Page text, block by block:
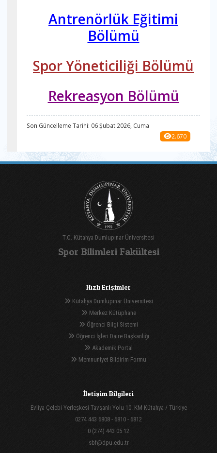
Antrenörlük Eğitimi
Bölümü
Spor Yöneticiliği Bölümü
Rekreasyon Bölümü
Son Güncelleme Tarihi: 06 Şubat 2026, Cuma
2.670
T.C. Kütahya Dumlupınar Üniversitesi
Spor Bilimleri Fakültesi
Hızlı Erişimler
Kütahya Dumlupınar Üniversitesi
Merkez Kütüphane
Öğrenci Bilgi Sistemi
Öğrenci İşleri Daire Başkanlığı
Akademik Portal
Memnuniyet Bildirim Formu
İletişim Bilgileri
Evliya Çelebi Yerleşkesi Tavşanlı Yolu 10. KM Kütahya / Türkiye
0274 443 6808 - 6810 - 6812
0 (274) 443 05 12
sbf@dpu.edu.tr